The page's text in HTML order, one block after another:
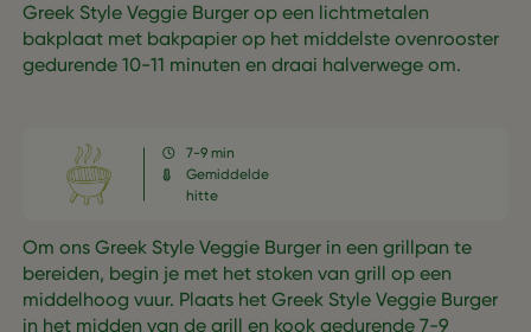
Greek Style Veggie Burger op een lichtmetalen
bakplaat met bakpapier op het middelste ovenrooster
gedurende 10-11 minuten en draai halverwege om.
7-9 min
Gemiddelde
hitte
Om ons Greek Style Veggie Burger in een grillpan te
bereiden, begin je met het stoken van grill op een
middelhoog vuur. Plaats het Greek Style Veggie Burger
in het midden van de grill en kook gedurende 7-9